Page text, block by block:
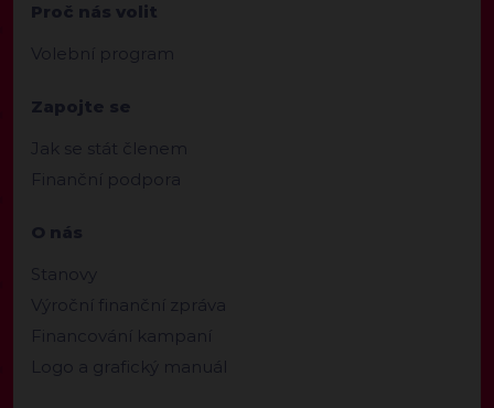
Proč nás volit
Volební program
Zapojte se
Jak se stát členem
Finanční podpora
O nás
Stanovy
Výroční finanční zpráva
Financování kampaní
Logo a grafický manuál